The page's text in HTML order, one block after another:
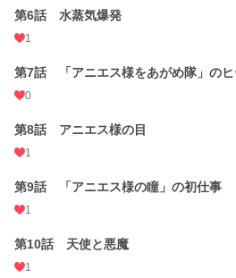
第6話 水蒸気爆発
1
第7話 「アニエス様をあがめ隊」のヒ
0
第8話 アニエス様の目
1
第9話 「アニエス様の瞳」の初仕事
1
第10話 天使と悪魔
1